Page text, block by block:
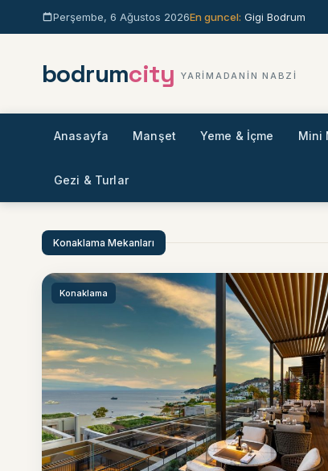
Icerige gecPerşembe, 6 Ağustos 2026En guncel: Gigi Bodrum
bodrumcity YARIMADANIN NABZI
Anasayfa Manşet Yeme & İçme Mini
Gezi & Turlar
Sitede ara
Konaklama Mekanları
Konaklama